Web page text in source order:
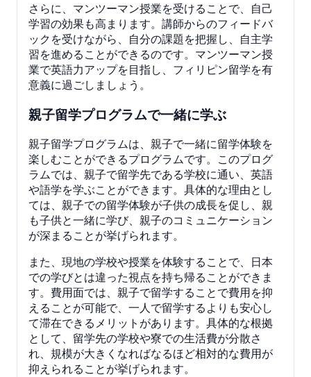
さらに、マンツーマン授業を受けることで、自己
学習の効果も高まります。講師からのフィードバ
ックを受けながら、自分の課題を把握し、自主学
習を進めることができるのです。マンツーマン授
業で英語力アップを目指し、フィリピン留学を有
意義に過ごしましょう。
親子留学プログラムで一緒に学ぶ
親子留学プログラムは、親子で一緒に留学体験を
楽しむことができるプログラムです。このプログ
ラムでは、親子で留学先である学校に通い、英語
や語学を学ぶことができます。具体的な理由とし
ては、親子での留学体験が子供の成長を促し、親
も子供と一緒に学び、親子のコミュニケーション
が深まることが挙げられます。
また、現地の学校や授業を体験することで、日本
での学びとは違った視点を持ち帰ることができま
す。費用面では、親子で留学することで費用を抑
えることが可能で、一人で留学するよりも安心し
て滞在できるメリットがあります。具体的な根拠
として、留学先の学校や寮での生活費が分散さ
れ、規模が大きくなればなるほど相対的な費用が
抑えられることが挙げられます。